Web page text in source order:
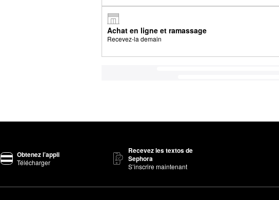
Achat en ligne et ramassage
Recevez-la demain
Obtenez l’appli
Télécharger
Recevez les textos de
Sephora
S’inscrire maintenant